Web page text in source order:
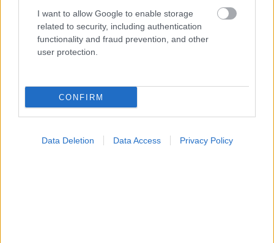
I want to allow Google to enable storage
related to security, including authentication
functionality and fraud prevention, and other
user protection.
CONFIRM
Data Deletion Data Access Privacy Policy